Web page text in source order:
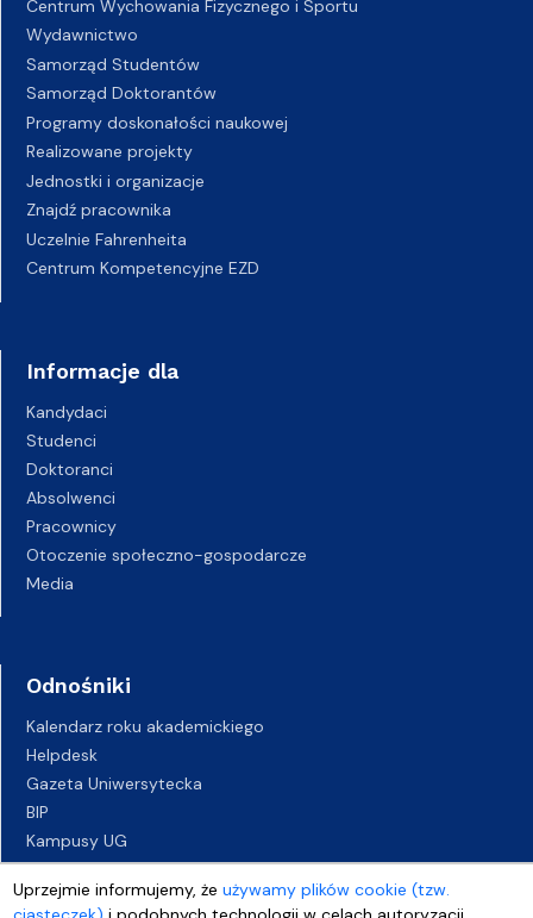
Uprzejmie informujemy, żeużywamy plików cookie (tzw.
Centrum Wychowania Fizycznego i Sportu
Wydawnictwo
Samorząd Studentów
Samorząd Doktorantów
Programy doskonałości naukowej
Realizowane projekty
Jednostki i organizacje
Znajdź pracownika
Uczelnie Fahrenheita
Centrum Kompetencyjne EZD
Informacje dla
Kandydaci
Studenci
Doktoranci
Absolwenci
Pracownicy
Otoczenie społeczno-gospodarcze
Media
Odnośniki
Kalendarz roku akademickiego
Helpdesk
Gazeta Uniwersytecka
BIP
Kampusy UG
Biuro Karier UG
Oferty pracy